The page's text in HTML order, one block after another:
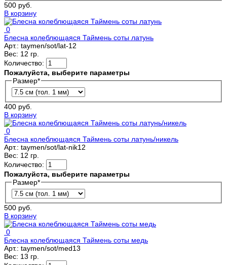
500 руб.
В корзину
0
Блесна колеблющаяся Таймень соты латунь
Арт.: taymen/sot/lat-12
Вес: 12 гр.
Количество:
Пожалуйста, выберите параметры
Размер*
400 руб.
В корзину
0
Блесна колеблющаяся Таймень соты латунь/никель
Арт.: taymen/sot/lat-nik12
Вес: 12 гр.
Количество:
Пожалуйста, выберите параметры
Размер*
500 руб.
В корзину
0
Блесна колеблющаяся Таймень соты медь
Арт.: taymen/sot/med13
Вес: 13 гр.